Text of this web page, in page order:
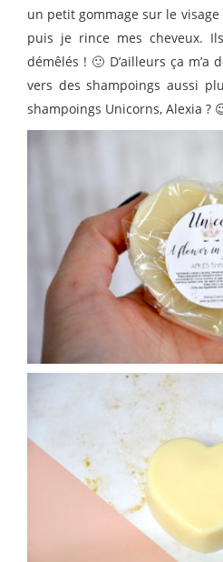
un petit gommage sur le
puis je rince mes cheveux.
démêlés ! 🙂 D’ailleurs ça
vers des shampoings aussi
shampoings Unicorns, Alexia ?